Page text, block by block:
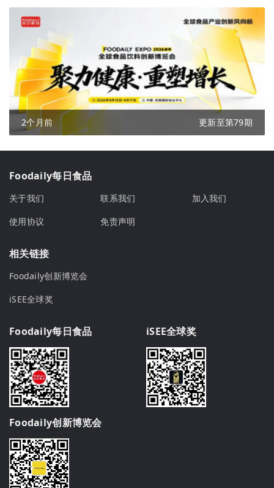
2个月前 更新至第79期
Foodaily每日食品
关于我们 联系我们
加入我们
使用协议
免责声明
相关链接
Foodaily创新博览会
iSEE全球奖
Foodaily每日食品 iSEE全球奖
Foodaily创新博览会